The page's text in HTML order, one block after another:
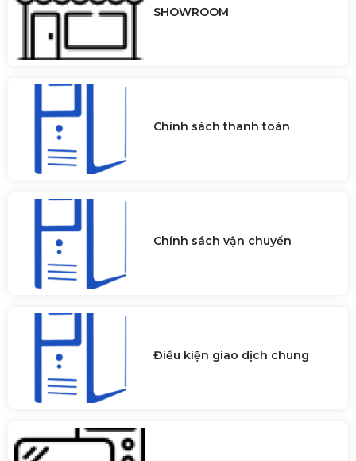
SHOWROOM
Chính sách thanh toán
Chính sách vận chuyển
Điều kiện giao dịch chung